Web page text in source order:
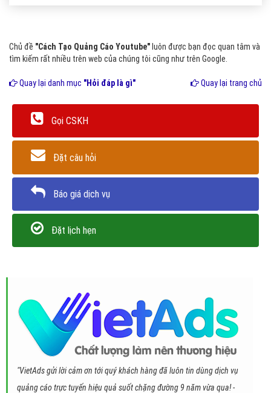
Chủ đề "Cách Tạo Quảng Cáo Youtube" luôn được bạn đọc quan tâm và
tìm kiếm rất nhiều trên web của chúng tôi cũng như trên Google.
Quay lại danh mục "Hỏi đáp là gì" Quay lại trang chủ
Gọi CSKH
Đặt câu hỏi
Báo giá dịch vụ
Đặt lịch hẹn
"VietAds gửi lời cảm ơn tới quý khách hàng đã luôn tin dùng dịch vụ
quảng cáo trực tuyến hiệu quả suốt chặng đường 9 năm vừa qua! -